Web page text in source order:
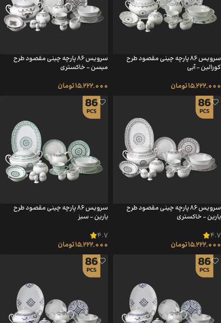
سرویس ۸۶ پارچه چینی مقصود طرح
کورالین – آبی
15,222,000تومان
سرویس ۸۶ پارچه چینی مقصود طرح
میسن – خاکستری
15,222,000تومان
سرویس ۸۶ پارچه چینی مقصود طرح
یارین – خاکستری
4.7
15,222,000تومان
سرویس ۸۶ پارچه چینی مقصود طرح
یارین – سبز
4.7
15,222,000تومان